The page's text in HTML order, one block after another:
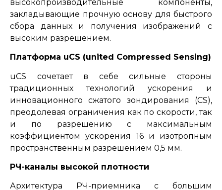
высокопроизводительные компоненты,
закладывающие прочную основу для быстрого
сбора данных и получения изображений с
высоким разрешением.
Платформа uCS (united Compressed Sensing)
uCS сочетает в себе сильные стороны
традиционных технологий ускорения и
инновационного сжатого зондирования (CS),
преодолевая ограничения как по скорости, так
и по разрешению с максимальным
коэффициентом ускорения 16 и изотропным
пространственным разрешением 0,5 мм.
РЧ-каналы высокой плотности
Архитектура РЧ-приемника с большим